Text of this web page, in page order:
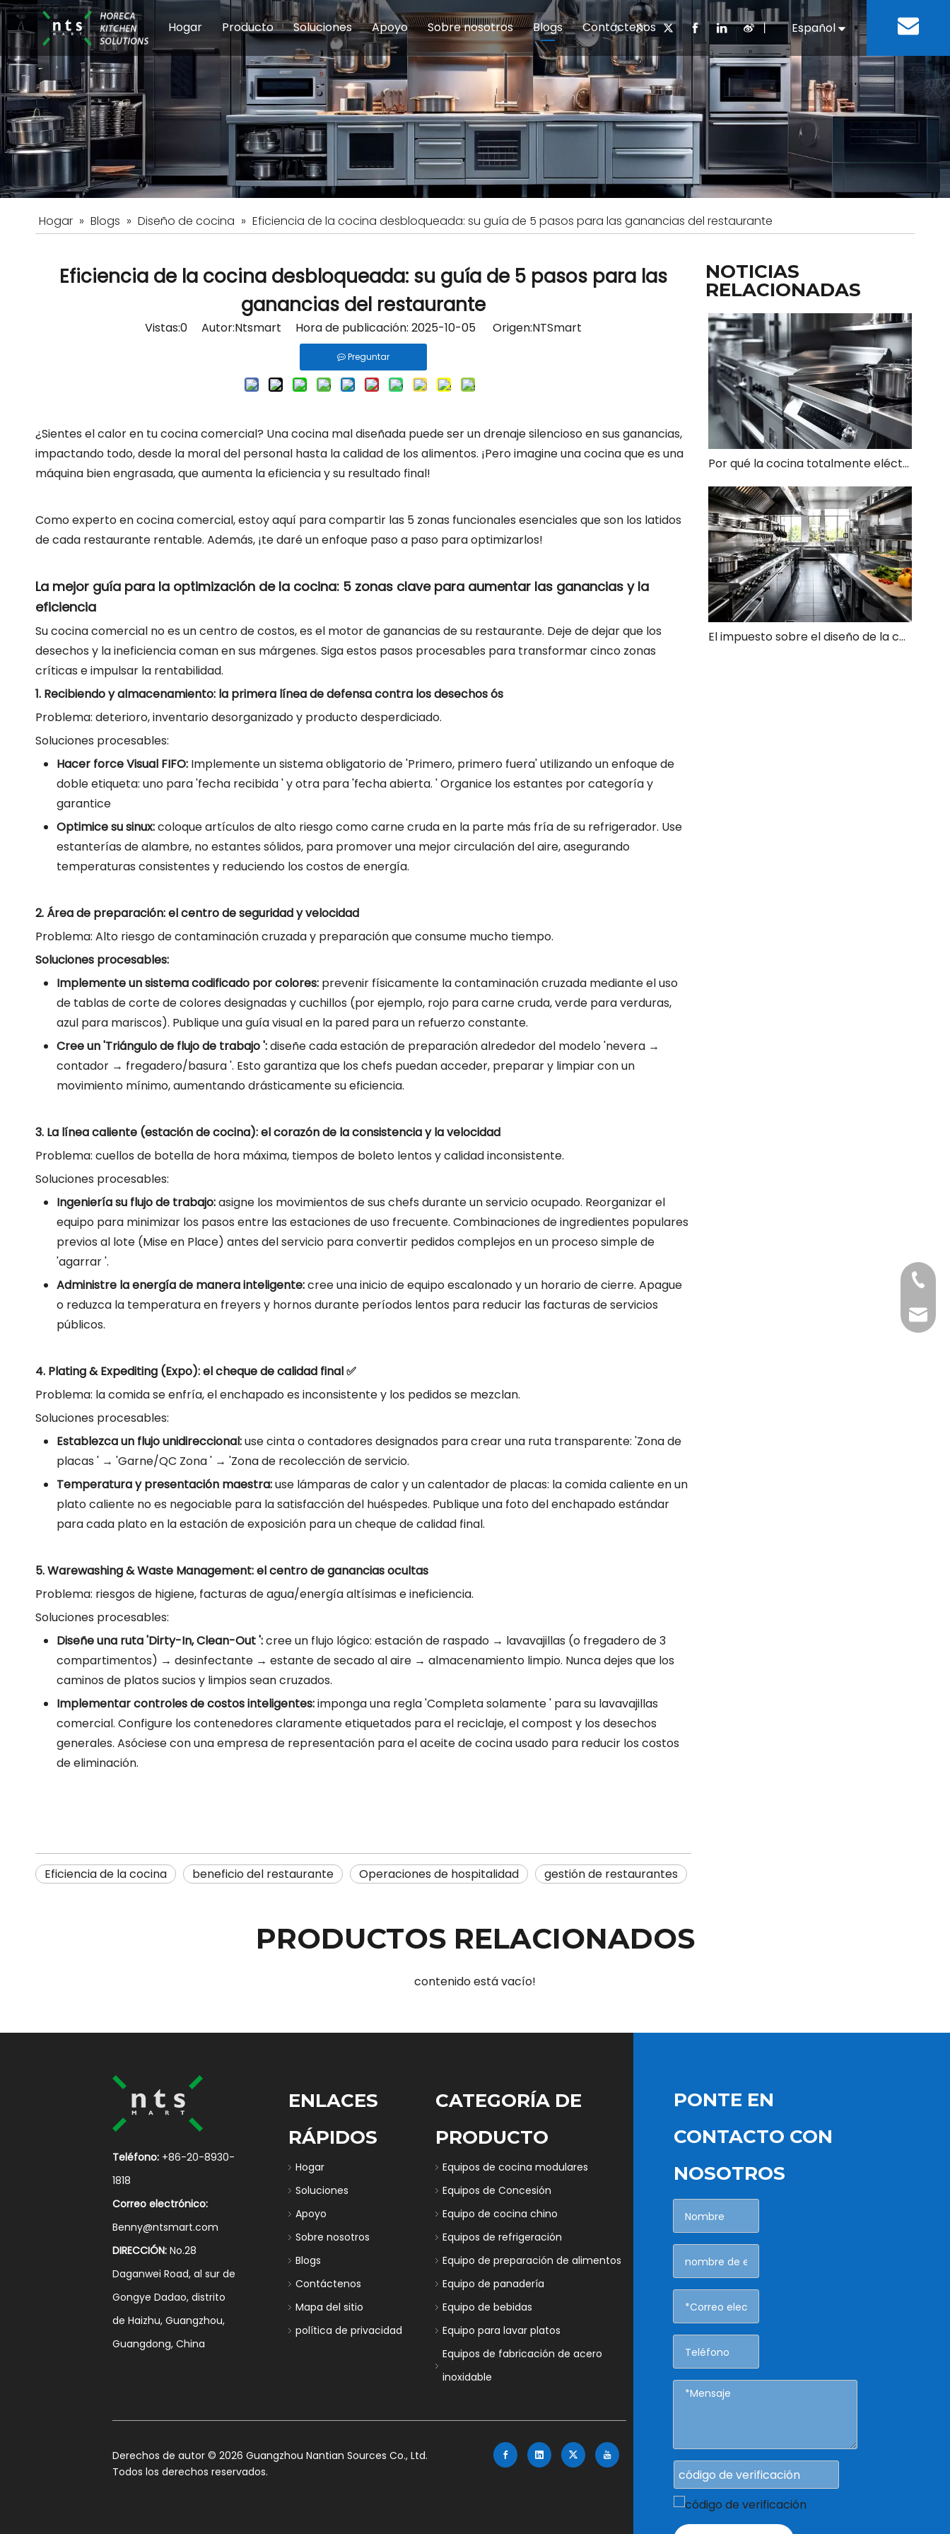
Hogar Producto
Equipos de cocina modulares Equipos de Concesión Equipo de cocina chino Equipos de refrigeración
Equipo de preparación de alimentosEquipo de panadería Equipo de bebidas Equipo para lavar platos
Soluciones
Escuelas y educación Comedor del personal Negocios e Industria Residencias de
Hoteles Restaurante y comida rápida
Apoyo
Servicio Preguntas frecuentes Descargar
Sobre nosotros
Introducción de la empresa Historia del desarrollo
Blogs Contáctenos 丨 Español
English
Hogar » Blogs » Diseño de cocina » Eficiencia de la cocina desbloqueada: su guía de 5 pasos para las ganancias del restaurante
Eficiencia de la cocina desbloqueada: su guía de 5 pasos para las
ganancias del restaurante
Vistas:0 Autor:Ntsmart Hora de publicación: 2025-10-05 Origen:NTSmart
Preguntar
¿Sientes el calor en tu cocina comercial? Una cocina mal diseñada puede ser un drenaje silencioso en sus ganancias,
impactando todo, desde la moral del personal hasta la calidad de los alimentos. ¡Pero imagine una cocina que es una
máquina bien engrasada, que aumenta la eficiencia y su resultado final!
Como experto en cocina comercial, estoy aquí para compartir las 5 zonas funcionales esenciales que son los latidos
de cada restaurante rentable. Además, ¡te daré un enfoque paso a paso para optimizarlos!
La mejor guía para la optimización de la cocina: 5 zonas clave para aumentar las ganancias y la
eficiencia
Su cocina comercial no es un centro de costos, es el motor de ganancias de su restaurante. Deje de dejar que los
desechos y la ineficiencia coman en sus márgenes. Siga estos pasos procesables para transformar cinco zonas
críticas e impulsar la rentabilidad.
1. Recibiendo y almacenamiento: la primera línea de defensa contra los desechos ós
Problema: deterioro, inventario desorganizado y producto desperdiciado.
Soluciones procesables:
Hacer force Visual FIFO: Implemente un sistema obligatorio de 'Primero, primero fuera' utilizando un enfoque de
doble etiqueta: uno para 'fecha recibida ' y otra para 'fecha abierta. ' Organice los estantes por categoría y
garantice
Optimice su sinux:coloque artículos de alto riesgo como carne cruda en la parte más fría de su refrigerador. Use
estanterías de alambre, no estantes sólidos, para promover una mejor circulación del aire, asegurando
temperaturas consistentes y reduciendo los costos de energía.
2. Área de preparación: el centro de seguridad y velocidad
Problema: Alto riesgo de contaminación cruzada y preparación que consume mucho tiempo.
Soluciones procesables:
Implemente un sistema codificado por colores: prevenir físicamente la contaminación cruzada mediante el uso
de tablas de corte de colores designadas y cuchillos (por ejemplo, rojo para carne cruda, verde para verduras,
azul para mariscos). Publique una guía visual en la pared para un refuerzo constante.
Cree un 'Triángulo de flujo de trabajo ':diseñe cada estación de preparación alrededor del modelo 'nevera →
contador → fregadero/basura '. Esto garantiza que los chefs puedan acceder, preparar y limpiar con un
movimiento mínimo, aumentando drásticamente su eficiencia.
3. La línea caliente (estación de cocina): el corazón de la consistencia y la velocidad
Problema: cuellos de botella de hora máxima, tiempos de boleto lentos y calidad inconsistente.
Soluciones procesables:
Ingeniería su flujo de trabajo:asigne los movimientos de sus chefs durante un servicio ocupado. Reorganizar el
equipo para minimizar los pasos entre las estaciones de uso frecuente. Combinaciones de ingredientes populares
previos al lote (Mise en Place) antes del servicio para convertir pedidos complejos en un proceso simple de
'agarrar '.
Administre la energía de manera inteligente:cree una inicio de equipo escalonado y un horario de cierre. Apague
o reduzca la temperatura en freyers y hornos durante períodos lentos para reducir las facturas de servicios
públicos.
4. Plating & Expediting (Expo): el cheque de calidad final ✅
Problema: la comida se enfría, el enchapado es inconsistente y los pedidos se mezclan.
Soluciones procesables:
Establezca un flujo unidireccional:use cinta o contadores designados para crear una ruta transparente: 'Zona de
placas ' → 'Garne/QC Zona ' → 'Zona de recolección de servicio.
Temperatura y presentación maestra:use lámparas de calor y un calentador de placas: la comida caliente en un
plato caliente no es negociable para la satisfacción del huéspedes. Publique una foto del enchapado estándar
para cada plato en la estación de exposición para un cheque de calidad final.
5. Warewashing & Waste Management: el centro de ganancias ocultas
Problema: riesgos de higiene, facturas de agua/energía altísimas e ineficiencia.
Soluciones procesables:
Diseñe una ruta 'Dirty-In, Clean-Out ':cree un flujo lógico: estación de raspado → lavavajillas (o fregadero de 3
compartimentos) → desinfectante → estante de secado al aire → almacenamiento limpio. Nunca dejes que los
caminos de platos sucios y limpios sean cruzados.
Implementar controles de costos inteligentes:imponga una regla 'Completa solamente ' para su lavavajillas
comercial. Configure los contenedores claramente etiquetados para el reciclaje, el compost y los desechos
generales. Asóciese con una empresa de representación para el aceite de cocina usado para reducir los costos
de eliminación.
Eficiencia de la cocina beneficio del restaurante Operaciones de hospitalidad gestión de restaurantes
NOTICIAS
RELACIONADAS
Por qué la cocina totalmente eléctrica ya no es opcional: es inevitable
El impuesto sobre el diseño de la cocina: 4 errores de diseño que añaden un 20% a cada plato que sirves
PRODUCTOS RELACIONADOS
contenido está vacío!
+86-
Teléfono: +86-20-8930-
1818
Correo electrónico:
Benny@ntsmart.com
DIRECCIÓN: No.28
Daganwei Road, al sur de
Gongye Dadao, distrito
de Haizhu, Guangzhou,
Guangdong, China
ENLACES
RÁPIDOS
Hogar
Soluciones
Apoyo
Sobre nosotros
Blogs
Contáctenos
Mapa del sitio
política de privacidad
CATEGORÍA DE
PRODUCTO
Equipos de cocina modulares
Equipos de Concesión
Equipo de cocina chino
Equipos de refrigeración
Equipo de preparación de alimentos
Equipo de panadería
Equipo de bebidas
Equipo para lavar platos
Equipos de fabricación de acero
inoxidable
​Derechos de autor ©2026 Guangzhou Nantian Sources Co., Ltd.
Todos los derechos reservados.
PONTE EN
CONTACTO CON
NOSOTROS